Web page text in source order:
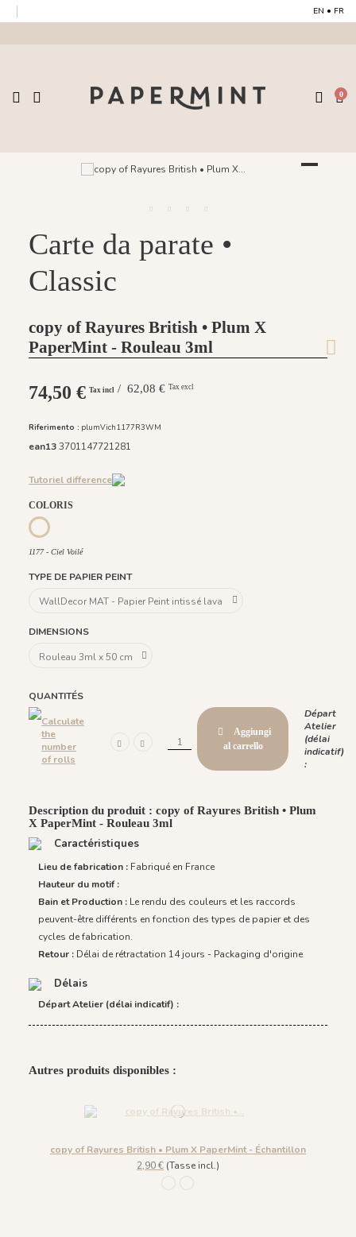
EN • FR
0
Carte da parate •
Classic
copy of Rayures British • Plum X
PaperMint - Rouleau 3ml
74,50 € Tax incl / 62,08 € Tax excl
Riferimento : plumVich1177R3WM
ean133701147721281
Tutoriel difference
COLORIS
1177 - Ciel Voilé
1177 - Ciel Voilé
TYPE DE PAPIER PEINT
DIMENSIONS
QUANTITÉS
Calculate
the
number
of rolls
Aggiungi
al carrello
Départ
Atelier
(délai
indicatif)
:
Description du produit : copy of Rayures British • Plum
X PaperMint - Rouleau 3ml
Caractéristiques
Lieu de fabrication : Fabriqué en France
Hauteur du motif :
Bain et Production : Le rendu des couleurs et les raccords
peuvent-être différents en fonction des types de papier et des
cycles de fabrication.
Retour : Délai de rétractation 14 jours - Packaging d'origine
Délais
Départ Atelier (délai indicatif) :
Autres produits disponibles :
copy of Rayures British • Plum X PaperMint - Échantillon
2,90 € (Tasse incl.)